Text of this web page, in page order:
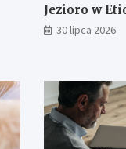
Jezioro w
30 lipca 2026